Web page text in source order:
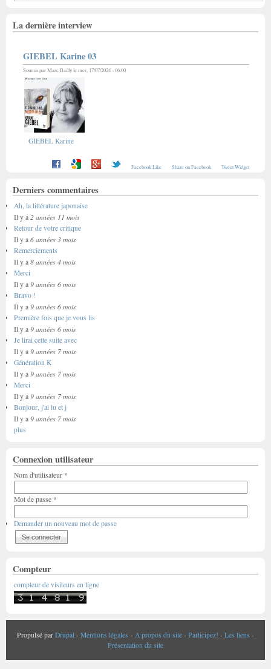
La dernière interview
GIEBEL Karine 03
Soumis parMarc Baillyle mer, 17/07/2024 - 06:00
GIEBEL Karine
Facebook Like Share on Facebook Tweet Widget
Derniers commentaires
Ah, la littérature japonaise
Il y a 2 années 11 mois
Retour de votre critique
Il y a 6 années 3 mois
Remerciements
Il y a 8 années 4 mois
Merci
Il y a 9 années 6 mois
Bravo !
Il y a 9 années 6 mois
Première fois que je vous lis
Il y a 9 années 6 mois
Je lirai cette suite avec
Il y a 9 années 7 mois
Génération K
Il y a 9 années 7 mois
Merci
Il y a 9 années 7 mois
Bonjour, j'ai lu et j
Il y a 9 années 7 mois
plus
Connexion utilisateur
Nom d'utilisateur *
Mot de passe *
Demander un nouveau mot de passe
Compteur
compteur de visiteurs en ligne
Propulsé par Drupal - Mentions légales - A propos du site - Participez! - Les liens -
Présentation du site